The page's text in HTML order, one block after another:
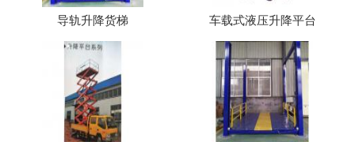
导轨升降货梯 车载式液压升降平台